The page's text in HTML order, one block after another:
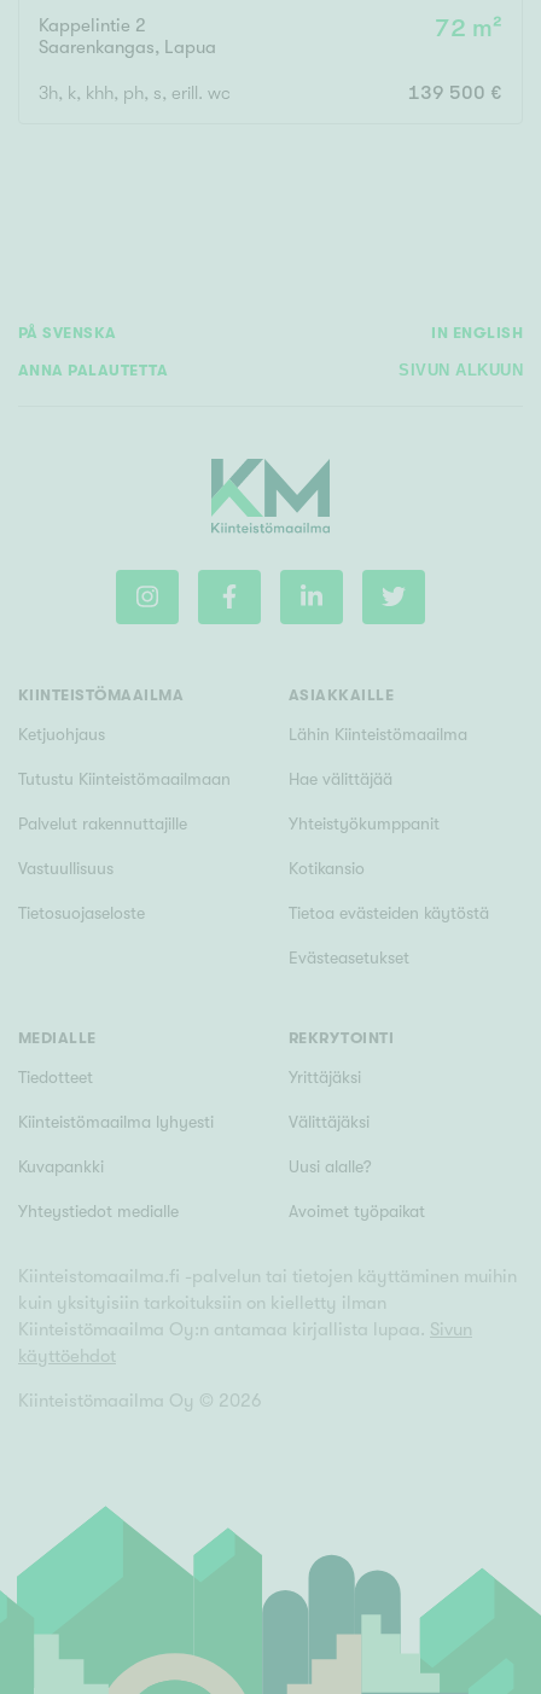
Tyydyttävä
Ominaisuudet
Hissi
Oma sauna
Kappelintie 2
Saarenkangas, Lapua
72 m²
3h, k, khh, ph, s, erill. wc 139 500 €
PÅ SVENSKA IN ENGLISH
ANNA PALAUTETTA SIVUN ALKUUN
KIINTEISTÖMAAILMA
Ketjuohjaus
Tutustu Kiinteistömaailmaan
Palvelut rakennuttajille
Vastuullisuus
Tietosuojaseloste
ASIAKKAILLE
Lähin Kiinteistömaailma
Hae välittäjää
Yhteistyökumppanit
Kotikansio
Tietoa evästeiden käytöstä
Evästeasetukset
MEDIALLE
Tiedotteet
Kiinteistömaailma lyhyesti
Kuvapankki
Yhteystiedot medialle
REKRYTOINTI
Yrittäjäksi
Välittäjäksi
Uusi alalle?
Avoimet työpaikat
Kiinteistomaailma.fi -palvelun tai tietojen käyttäminen muihin
kuin yksityisiin tarkoituksiin on kielletty ilman
Kiinteistömaailma Oy:n antamaa kirjallista lupaa. Sivun
käyttöehdot
Kiinteistömaailma Oy © 2026